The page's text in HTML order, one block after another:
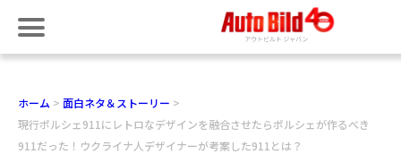
ホーム
面白ネタ＆ストーリー
現行ポルシェ911にレトロなデザインを融合させたらポルシェが作るべき
911だった！ウクライナ人デザイナーが考案した911とは？